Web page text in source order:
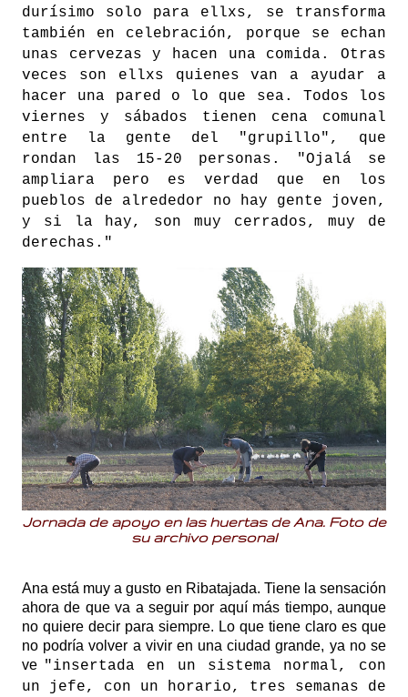
durísimo solo para ellxs, se transforma
también en celebración, porque se echan
unas cervezas y hacen una comida. Otras
veces son ellxs quienes van a ayudar a
hacer una pared o lo que sea. Todos los
viernes y sábados tienen cena comunal
entre la gente del "grupillo", que
rondan las 15-20 personas .
"Ojalá se
ampliara pero es verdad que en los
pueblos de alrededor no hay gente joven,
y si la hay, son muy cerrados, muy de
derechas."
Jornada de apoyo en las huertas de Ana. Foto de
su archivo personal
Ana está muy a gusto en Ribatajada. Tiene la sensación
ahora de que va a seguir por aquí más tiempo, aunque
no quiere decir para siempre. Lo que tiene claro es que
no podría volver a vivir en una ciudad grande, ya no se
ve "insertada en un sistema normal, con
un jefe, con un horario, tres semanas de